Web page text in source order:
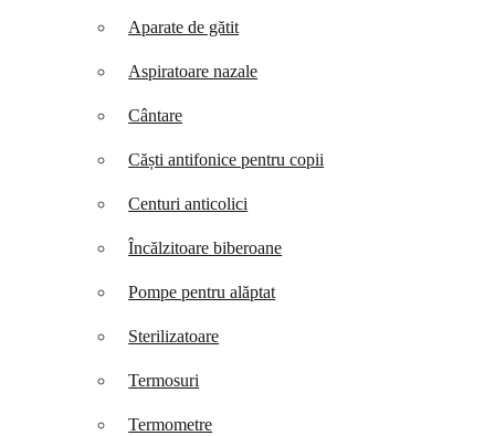
Aparate de gătit
Aspiratoare nazale
Cântare
Căști antifonice pentru copii
Centuri anticolici
Încălzitoare biberoane
Pompe pentru alăptat
Sterilizatoare
Termosuri
Termometre